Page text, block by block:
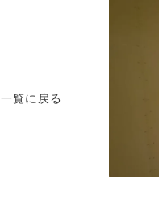
一覧に戻る